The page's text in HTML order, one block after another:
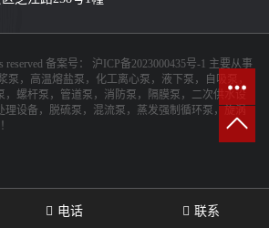
备案号： 沪ICP备2023000435号-1 主要从事
泵，高温熔盐泵，化工离心泵，液下泵，自吸泵，
，螺杆泵，管道泵，消防泵，隔膜泵，二次供水设
理设备，脱硫泵，混流泵，蒸发强制循环泵，旋涡
电话 联系